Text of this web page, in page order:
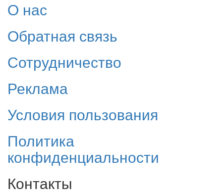
О нас
Обратная связь
Сотрудничество
Реклама
Условия пользования
Политика
конфиденциальности
Контакты